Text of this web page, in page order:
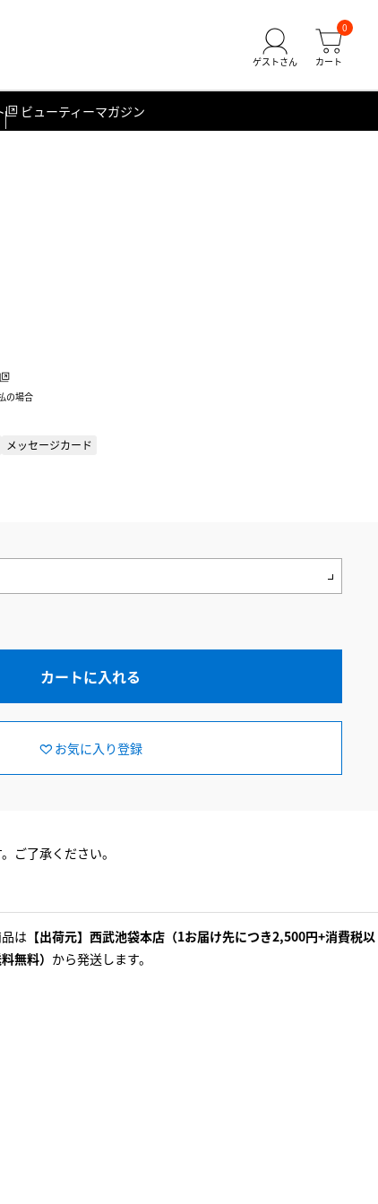
0
ビューティーマガジン
の場合
メッセージカード
カートに入れる
お気に入り登録
ご了承ください。
は 【出荷元】西武池袋本店（1お届け先につき2,500円+消費税以
無料） から発送します。